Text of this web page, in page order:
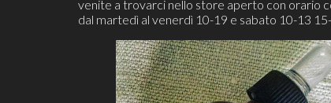
venite a trovarci nello store aperto con orario
dal martedì al venerdì 10-19 e sabato 10-13 15-